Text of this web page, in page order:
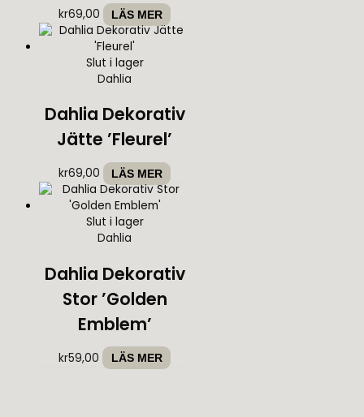
kr69,00 LÄS MER
Slut i lager
Dahlia
Dahlia Dekorativ
Jätte ’Fleurel’
kr69,00 LÄS MER
Slut i lager
Dahlia
Dahlia Dekorativ
Stor ’Golden
Emblem’
kr59,00 LÄS MER